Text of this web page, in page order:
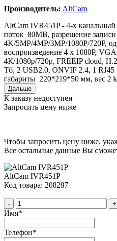
Производитель: AltCam
AltCam IVR451P - 4-x канальный
поток 80MB, разрешение записи
4K/5MP/4MP/3MP/1080P/720P,
воспроизведение 4 x 1080P,
4К/1080р/720р, FREEIP cloud,
Тб, 2 USB2.0, ONVIF 2.4, 1
габариты 220*219*50 мм, вес 2
Дальше
К заказу недоступен
Запросить цену ниже
Чтобы запросить цену ниже,
Все остальные данные Вы
AltCam IVR451P
Код товара: 208287
- +
Имя*
Телефон*